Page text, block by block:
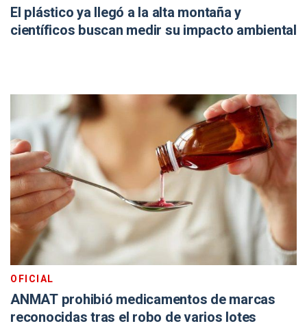
El plástico ya llegó a la alta montaña y
científicos buscan medir su impacto ambiental
OFICIAL
ANMAT prohibió medicamentos de marcas
reconocidas tras el robo de varios lotes